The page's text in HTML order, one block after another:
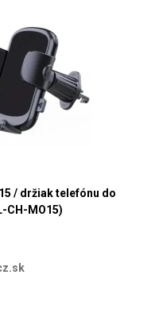
/ držiak telefónu do
CH-MO15)